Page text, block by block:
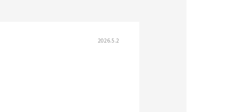
2026.5.2